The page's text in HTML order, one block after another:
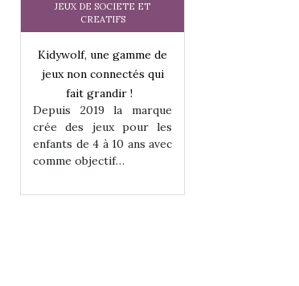
JEUX DE SOCIETE ET
CREATIFS
Kidywolf, une gamme de
jeux non connectés qui
fait grandir !
Depuis 2019 la marque
crée des jeux pour les
enfants de 4 à 10 ans avec
comme objectif…